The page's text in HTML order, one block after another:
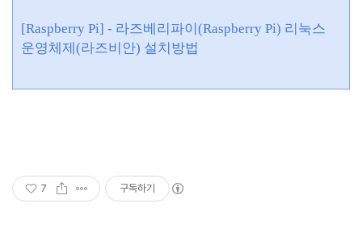
[Raspberry Pi] - 라즈베리파이(Raspberry Pi) 리눅스
운영체제(라즈비안) 설치방법
7 구독하기